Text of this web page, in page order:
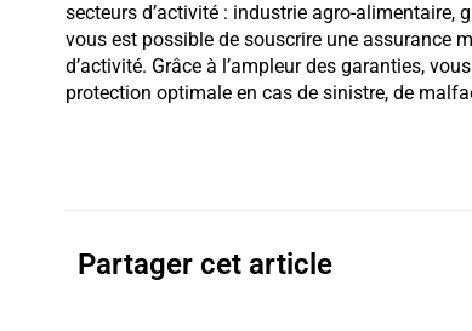
secteurs d’activité : industrie agro-
vous est possible de souscrire une assurance
d’activité. Grâce à l’ampleur des garanties,
protection optimale en cas de sinistre, de
Partager cet article